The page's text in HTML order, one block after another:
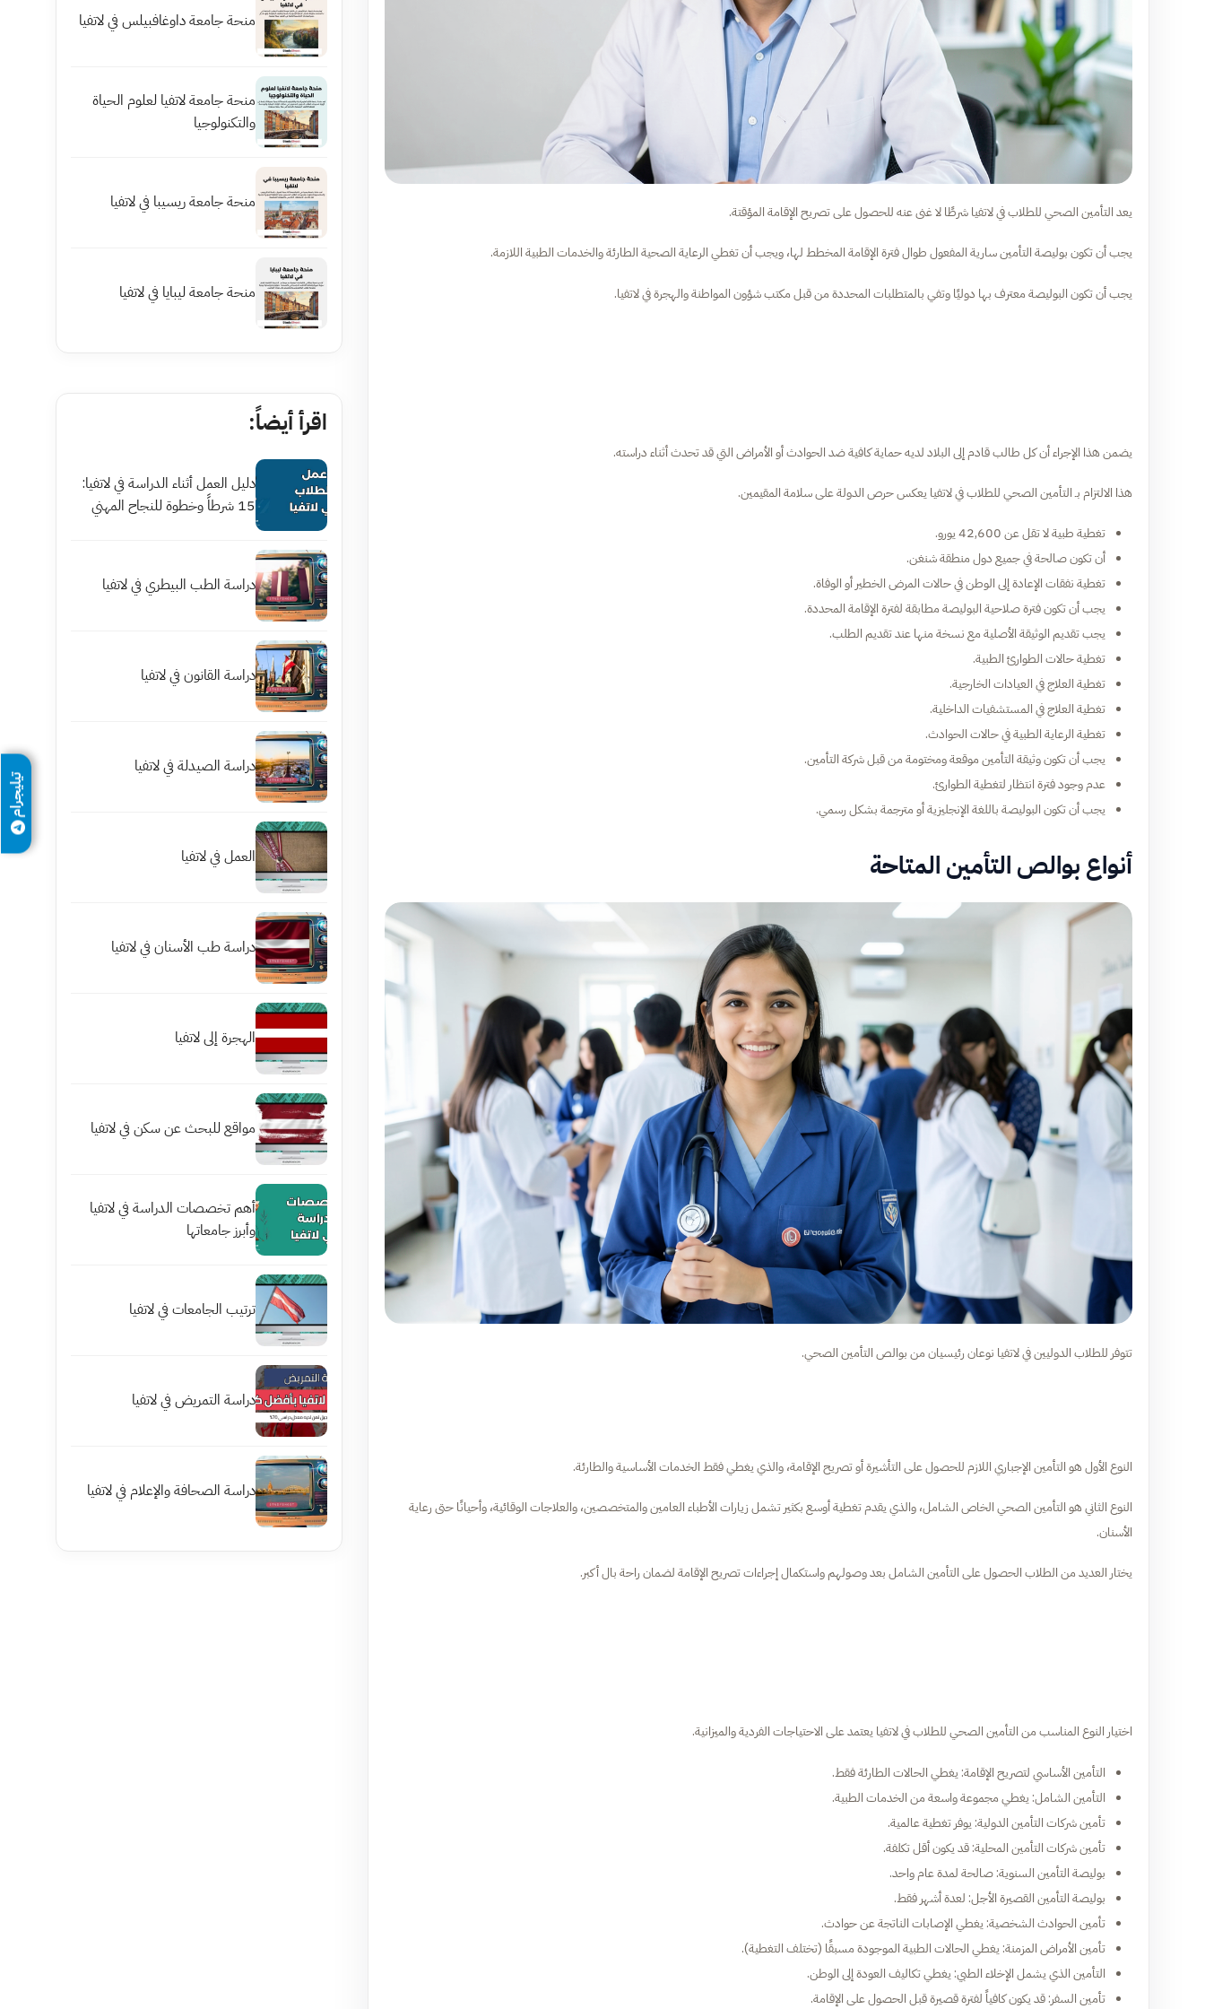
يعد التأمين الصحي للطلاب في لاتفيا شرطًا لا غنى عنه للحصول على تصريح الإقامة المؤقتة.
يجب أن تكون بوليصة التأمين سارية المفعول طوال فترة الإقامة المخطط لها، ويجب أن تغطي الرعاية الصحية الطارئة والخدمات الطبية اللازمة.
يجب أن تكون البوليصة معترف بها دوليًا وتفي بالمتطلبات المحددة من قبل مكتب شؤون المواطنة والهجرة في لاتفيا.
يضمن هذا الإجراء أن كل طالب قادم إلى البلاد لديه حماية كافية ضد الحوادث أو الأمراض التي قد تحدث أثناء دراسته.
هذا الالتزام بـ التأمين الصحي للطلاب في لاتفيا يعكس حرص الدولة على سلامة المقيمين.
تغطية طبية لا تقل عن 42,600 يورو.
أن تكون صالحة في جميع دول منطقة شنغن.
تغطية نفقات الإعادة إلى الوطن في حالات المرض الخطير أو الوفاة.
يجب أن تكون فترة صلاحية البوليصة مطابقة لفترة الإقامة المحددة.
يجب تقديم الوثيقة الأصلية مع نسخة منها عند تقديم الطلب.
تغطية حالات الطوارئ الطبية.
تغطية العلاج في العيادات الخارجية.
تغطية العلاج في المستشفيات الداخلية.
تغطية الرعاية الطبية في حالات الحوادث.
يجب أن تكون وثيقة التأمين موقعة ومختومة من قبل شركة التأمين.
عدم وجود فترة انتظار لتغطية الطوارئ.
يجب أن تكون البوليصة باللغة الإنجليزية أو مترجمة بشكل رسمي.
أنواع بوالص التأمين المتاحة
تتوفر للطلاب الدوليين في لاتفيا نوعان رئيسيان من بوالص التأمين الصحي.
النوع الأول هو التأمين الإجباري اللازم للحصول على التأشيرة أو تصريح الإقامة، والذي يغطي فقط الخدمات الأساسية والطارئة.
النوع الثاني هو التأمين الصحي الخاص الشامل، والذي يقدم تغطية أوسع بكثير تشمل زيارات الأطباء العامين والمتخصصين، والعلاجات الوقائية، وأحيانًا حتى رعاية
الأسنان.
يختار العديد من الطلاب الحصول على التأمين الشامل بعد وصولهم واستكمال إجراءات تصريح الإقامة لضمان راحة بال أكبر.
اختيار النوع المناسب من التأمين الصحي للطلاب في لاتفيا يعتمد على الاحتياجات الفردية والميزانية.
التأمين الأساسي لتصريح الإقامة: يغطي الحالات الطارئة فقط.
التأمين الشامل: يغطي مجموعة واسعة من الخدمات الطبية.
تأمين شركات التأمين الدولية: يوفر تغطية عالمية.
تأمين شركات التأمين المحلية: قد يكون أقل تكلفة.
بوليصة التأمين السنوية: صالحة لمدة عام واحد.
بوليصة التأمين القصيرة الأجل: لعدة أشهر فقط.
تأمين الحوادث الشخصية: يغطي الإصابات الناتجة عن حوادث.
تأمين الأمراض المزمنة: يغطي الحالات الطبية الموجودة مسبقًا (تختلف التغطية).
التأمين الذي يشمل الإخلاء الطبي: يغطي تكاليف العودة إلى الوطن.
تأمين السفر: قد يكون كافياً لفترة قصيرة قبل الحصول على الإقامة.
منحة جامعة داوغافبيلس في لاتفيا
منحة جامعة لاتفيا لعلوم الحياة
والتكنولوجيا
منحة جامعة ريسيبا في لاتفيا
منحة جامعة ليبايا في لاتفيا
اقرأ أيضاً:
دليل العمل أثناء الدراسة في لاتفيا:
15 شرطاً وخطوة للنجاح المهني
دراسة الطب البيطري في لاتفيا
دراسة القانون في لاتفيا
دراسة الصيدلة في لاتفيا
العمل في لاتفيا
دراسة طب الأسنان في لاتفيا
الهجرة إلى لاتفيا
مواقع للبحث عن سكن في لاتفيا
أهم تخصصات الدراسة في لاتفيا
وأبرز جامعاتها
ترتيب الجامعات في لاتفيا
دراسة التمريض في لاتفيا
دراسة الصحافة والإعلام في لاتفيا
تيليجرام